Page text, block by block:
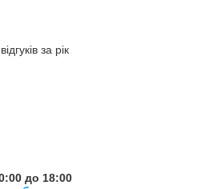
за рік
до 18:00